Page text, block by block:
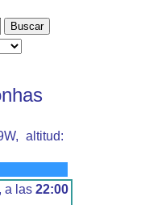
altitud:
a las 22:00